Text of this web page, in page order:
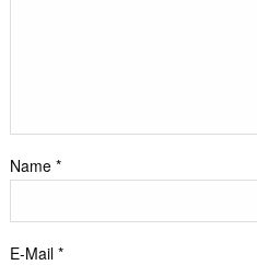
Name *
E-Mail *